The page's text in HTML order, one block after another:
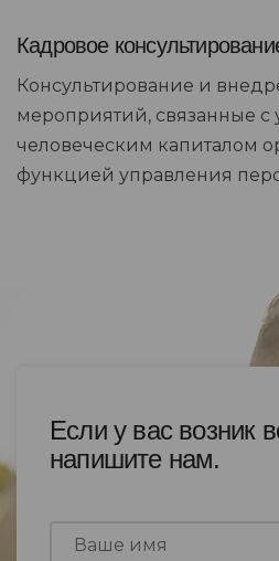
Кадровое
Консультирование и
мероприятий, связанные с
человеческим капиталом
функцией управления
Если у вас возник
напишите нам.